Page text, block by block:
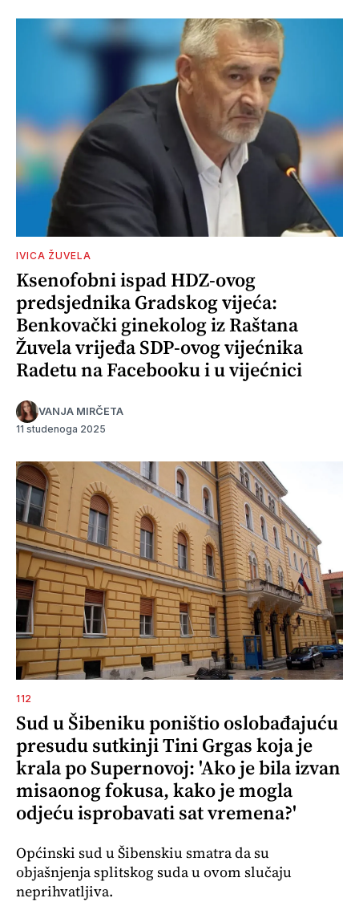
IVICA ŽUVELA
Ksenofobni ispad HDZ-ovog
predsjednika Gradskog vijeća:
Benkovački ginekolog iz Raštana
Žuvela vrijeđa SDP-ovog vijećnika
Radetu na Facebooku i u vijećnici
VANJA MIRČETA
11 studenoga 2025
112
Sud u Šibeniku poništio oslobađajuću
presudu sutkinji Tini Grgas koja je
krala po Supernovoj: 'Ako je bila izvan
misaonog fokusa, kako je mogla
odjeću isprobavati sat vremena?'
Općinski sud u Šibenskiu smatra da su
objašnjenja splitskog suda u ovom slučaju
neprihvatljiva.